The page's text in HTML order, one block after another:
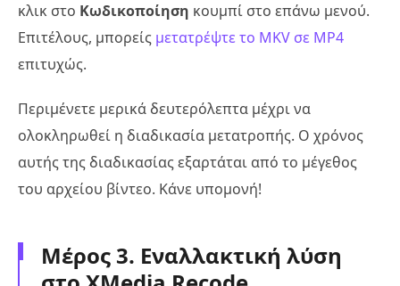
κλικ στο Κωδικοποίηση κουμπί στο επάνω μενού.
Επιτέλους, μπορείς μετατρέψτε το MKV σε MP4
επιτυχώς.
Περιμένετε μερικά δευτερόλεπτα μέχρι να
ολοκληρωθεί η διαδικασία μετατροπής. Ο χρόνος
αυτής της διαδικασίας εξαρτάται από το μέγεθος
του αρχείου βίντεο. Κάνε υπομονή!
Μέρος 3. Εναλλακτική λύση